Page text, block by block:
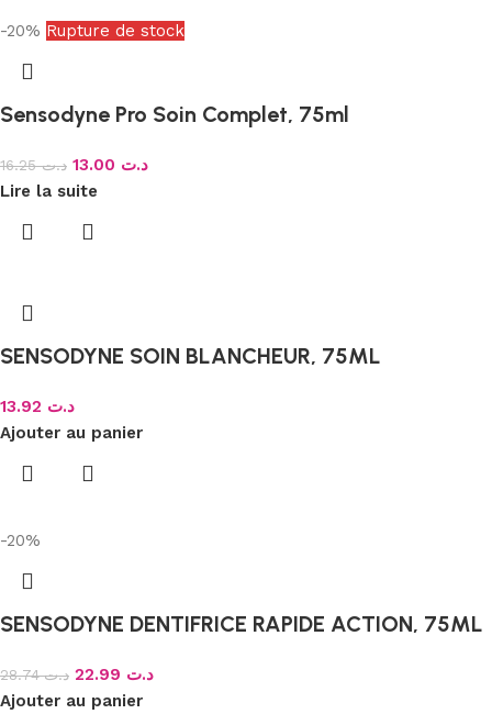
-20% Rupture de stock
Sensodyne Pro Soin Complet, 75ml
د.ت16.25 د.ت
Lire la suite
SENSODYNE SOIN BLANCHEUR, 75ML
د.ت
Ajouter au panier
-20%
SENSODYNE DENTIFRICE RAPIDE ACTION, 75ML
د.ت28.74 د.ت
Ajouter au panier